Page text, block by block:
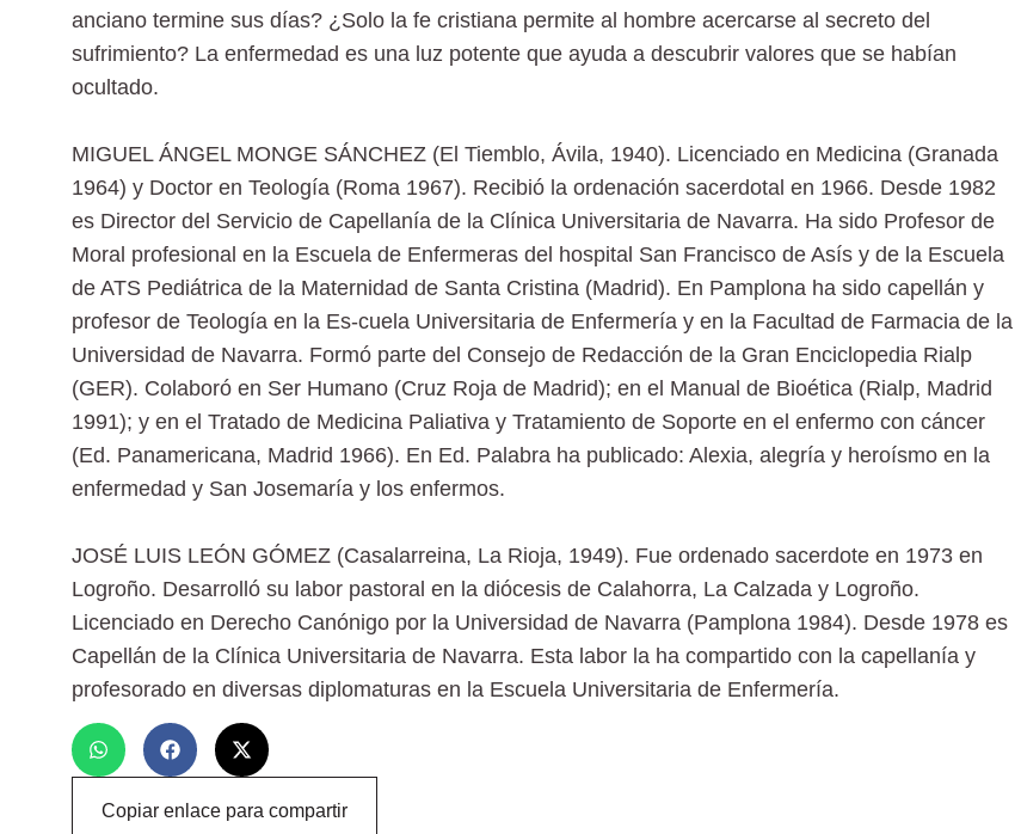
anciano termine sus días? ¿Solo la fe cristiana permite al hombre acercarse al secreto del
sufrimiento? La enfermedad es una luz potente que ayuda a descubrir valores que se habían
ocultado.
MIGUEL ÁNGEL MONGE SÁNCHEZ (El Tiemblo, Ávila, 1940). Licenciado en Medicina (Granada
1964) y Doctor en Teología (Roma 1967). Recibió la ordenación sacerdotal en 1966. Desde 1982
es Director del Servicio de Capellanía de la Clínica Universitaria de Navarra. Ha sido Profesor de
Moral profesional en la Escuela de Enfermeras del hospital San Francisco de Asís y de la Escuela
de ATS Pediátrica de la Maternidad de Santa Cristina (Madrid). En Pamplona ha sido capellán y
profesor de Teología en la Es-cuela Universitaria de Enfermería y en la Facultad de Farmacia de la
Universidad de Navarra. Formó parte del Consejo de Redacción de la Gran Enciclopedia Rialp
(GER). Colaboró en Ser Humano (Cruz Roja de Madrid); en el Manual de Bioética (Rialp, Madrid
1991); y en el Tratado de Medicina Paliativa y Tratamiento de Soporte en el enfermo con cáncer
(Ed. Panamericana, Madrid 1966). En Ed. Palabra ha publicado: Alexia, alegría y heroísmo en la
enfermedad y San Josemaría y los enfermos.
JOSÉ LUIS LEÓN GÓMEZ (Casalarreina, La Rioja, 1949). Fue ordenado sacerdote en 1973 en
Logroño. Desarrolló su labor pastoral en la diócesis de Calahorra, La Calzada y Logroño.
Licenciado en Derecho Canónigo por la Universidad de Navarra (Pamplona 1984). Desde 1978 es
Capellán de la Clínica Universitaria de Navarra. Esta labor la ha compartido con la capellanía y
profesorado en diversas diplomaturas en la Escuela Universitaria de Enfermería.
Copiar enlace para compartir